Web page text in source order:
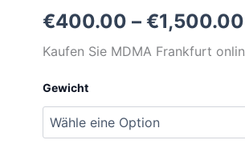
€400.00 – €1,500.00
Kaufen Sie MDMA Frankfurt
Gewicht